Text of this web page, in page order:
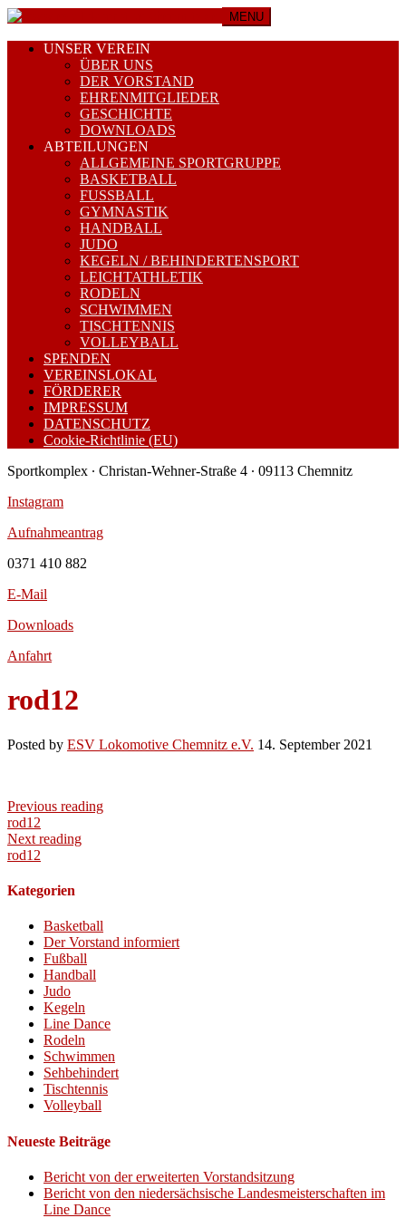
MENU
UNSER VEREIN
ÜBER UNS
DER VORSTAND
EHRENMITGLIEDER
GESCHICHTE
DOWNLOADS
ABTEILUNGEN
ALLGEMEINE SPORTGRUPPE
BASKETBALL
FUSSBALL
GYMNASTIK
HANDBALL
JUDO
KEGELN / BEHINDERTENSPORT
LEICHTATHLETIK
RODELN
SCHWIMMEN
TISCHTENNIS
VOLLEYBALL
SPENDEN
VEREINSLOKAL
FÖRDERER
IMPRESSUM
DATENSCHUTZ
Cookie-Richtlinie (EU)
Sportkomplex ∙ Christan-Wehner-Straße 4 ∙ 09113 Chemnitz
Instagram
Aufnahmeantrag
0371 410 882
E-Mail
Downloads
Anfahrt
rod12
Posted by ESV Lokomotive Chemnitz e.V. 14. September 2021
Previous reading
rod12
Next reading
rod12
Kategorien
Basketball
Der Vorstand informiert
Fußball
Handball
Judo
Kegeln
Line Dance
Rodeln
Schwimmen
Sehbehindert
Tischtennis
Volleyball
Neueste Beiträge
Bericht von der erweiterten Vorstandsitzung
Bericht von den niedersächsische Landesmeisterschaften im
Line Dance